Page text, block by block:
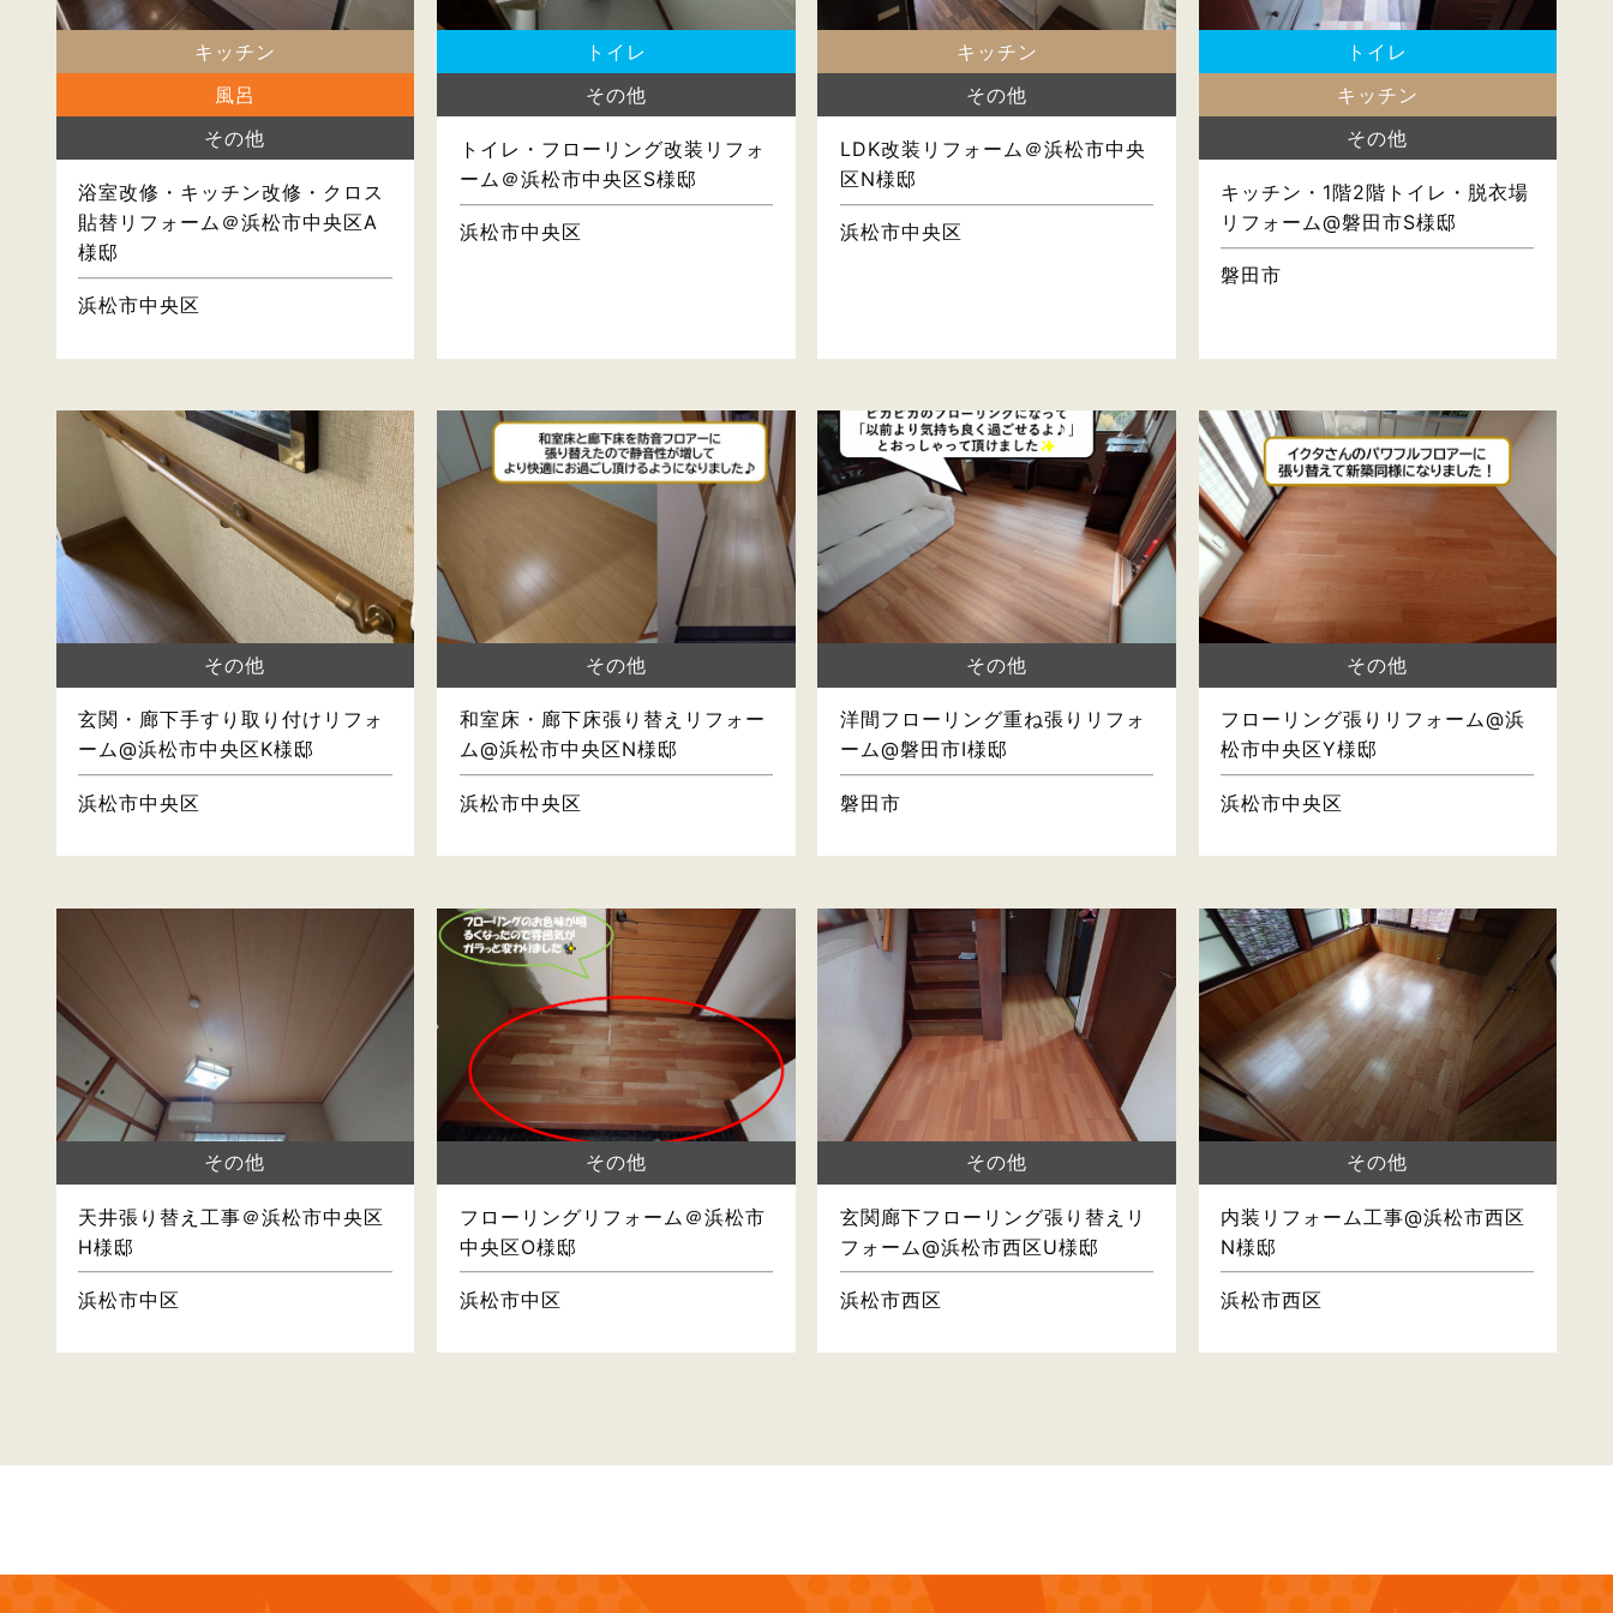
キッチン
風呂
その他
浴室改修・キッチン改修・クロス
貼替リフォーム＠浜松市中央区A
様邸
浜松市中央区
トイレ
その他
トイレ・フローリング改装リフォ
ーム＠浜松市中央区S様邸
浜松市中央区
キッチン
その他
LDK改装リフォーム＠浜松市中央
区N様邸
浜松市中央区
トイレ
キッチン
その他
キッチン・1階2階トイレ・脱衣場
リフォーム@磐田市S様邸
磐田市
その他
玄関・廊下手すり取り付けリフォ
ーム@浜松市中央区K様邸
浜松市中央区
その他
和室床・廊下床張り替えリフォー
ム@浜松市中央区N様邸
浜松市中央区
その他
洋間フローリング重ね張りリフォ
ーム@磐田市I様邸
磐田市
その他
フローリング張りリフォーム@浜
松市中央区Y様邸
浜松市中央区
その他
天井張り替え工事＠浜松市中央区
H様邸
浜松市中区
その他
フローリングリフォーム＠浜松市
中央区O様邸
浜松市中区
その他
玄関廊下フローリング張り替えリ
フォーム@浜松市西区U様邸
浜松市西区
その他
内装リフォーム工事@浜松市西区
N様邸
浜松市西区